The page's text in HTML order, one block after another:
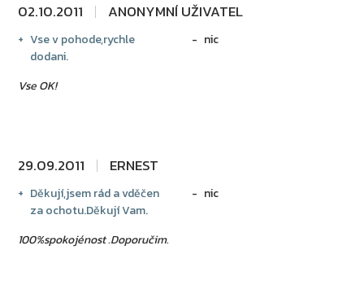
02.10.2011 ANONYMNÍ UŽIVATEL
Vse v pohode,rychle
dodani.
nic
Vse OK!
29.09.2011 ERNEST
Děkují,jsem rád a vděčen
za ochotu.Děkují Vam.
nic
100%spokojénost .Doporučim.